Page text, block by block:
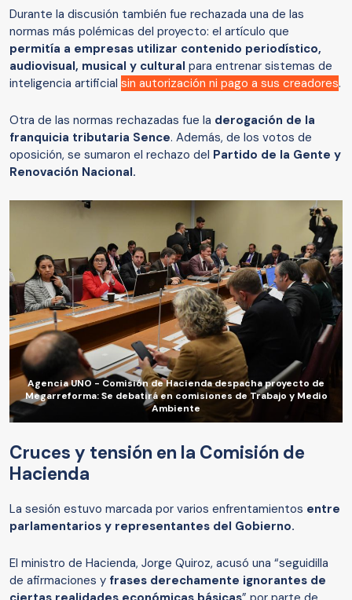
Durante la discusión también fue rechazada una de las
normas más polémicas del proyecto: el artículo que
permitía a empresas utilizar contenido periodístico,
audiovisual, musical y cultural para entrenar sistemas de
inteligencia artificial sin autorización ni pago a sus creadores.
Otra de las normas rechazadas fue la derogación de la
franquicia tributaria Sence. Además, de los votos de
oposición, se sumaron el rechazo del Partido de la Gente y
Renovación Nacional.
Agencia UNO - Comisión de Hacienda despacha proyecto de
Megarreforma: Se debatirá en comisiones de Trabajo y Medio
Ambiente
Cruces y tensión en la Comisión de
Hacienda
La sesión estuvo marcada por varios enfrentamientos entre
parlamentarios y representantes del Gobierno.
El ministro de Hacienda, Jorge Quiroz, acusó una “seguidilla
de afirmaciones y frases derechamente ignorantes de